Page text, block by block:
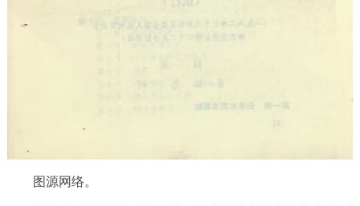
图源网络。